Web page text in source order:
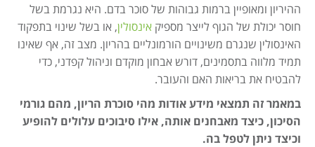
ההיריון ומאופיין ברמות גבוהות של סוכר בדם. היא נגרמת בשל
חוסר יכולת של הגוף לייצר מספיק אינסולין, או בשל שינוי בתפקוד
האינסולין שנגרם משינויים הורמונליים בהריון. מצב זה, אף שאינו
תמיד מלווה בתסמינים, דורש אבחון מוקדם וניהול קפדני, כדי
להבטיח את בריאות האם והעובר.
במאמר זה תמצאי מידע אודות מהי סוכרת הריון, מהם גורמי
הסיכון, כיצד מאבחנים אותה, אילו סיבוכים עלולים להופיע
וכיצד ניתן לטפל בה.